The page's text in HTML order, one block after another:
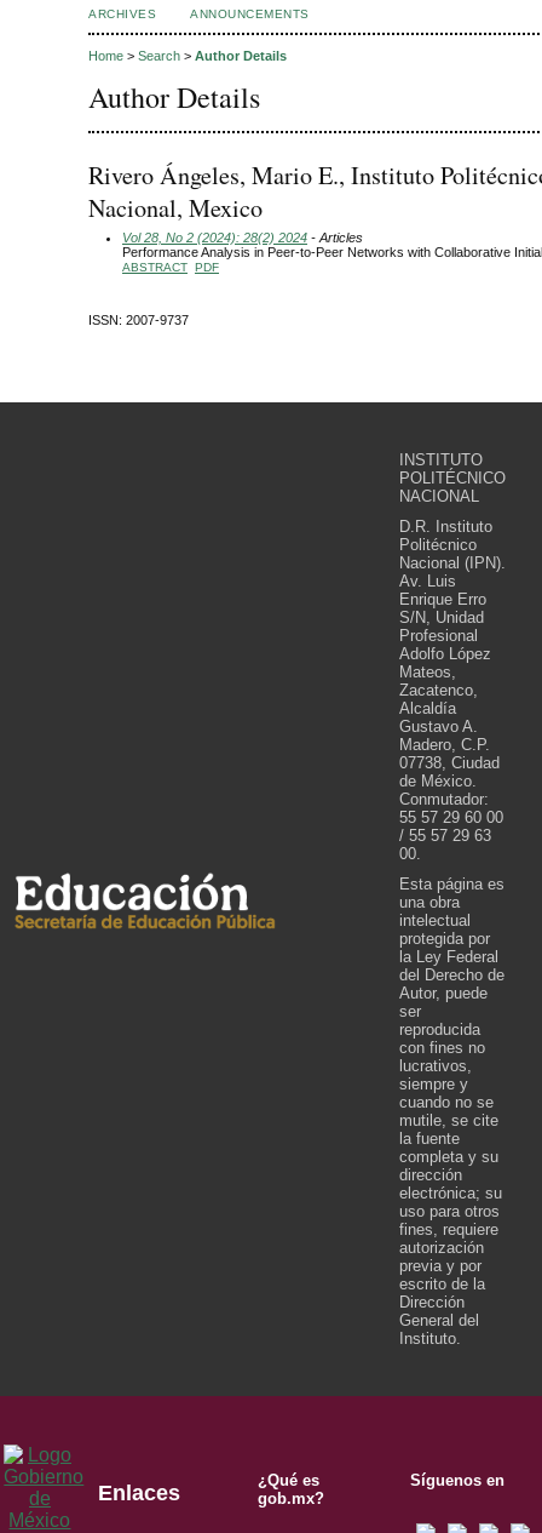
ARCHIVES
ANNOUNCEMENTS
Home > Search > Author Details
Author Details
Rivero Ángeles, Mario E., Instituto
Nacional, Mexico
Vol 28, No 2 (2024): 28(2) 2024 - Articles
Performance Analysis in Peer-to-Peer Networks with Collaborative
ABSTRACT PDF
ISSN: 2007-9737
INSTITUTO
POLITÉCNICO
NACIONAL
D.R. Instituto
Politécnico
Nacional (IPN).
Av. Luis
Enrique Erro
S/N, Unidad
Profesional
Adolfo López
Mateos,
Zacatenco,
Alcaldía
Gustavo A.
Madero, C.P.
07738, Ciudad
de México.
Conmutador:
55 57 29 60 00
/ 55 57 29 63
00.
Esta página es
una obra
intelectual
protegida por
la Ley Federal
del Derecho de
Autor, puede
ser
reproducida
con fines no
lucrativos,
siempre y
cuando no se
mutile, se cite
la fuente
completa y su
dirección
electrónica; su
uso para otros
fines, requiere
autorización
previa y por
escrito de la
Dirección
General del
Instituto.
Enlaces
¿Qué es
gob.mx?
Síguenos en